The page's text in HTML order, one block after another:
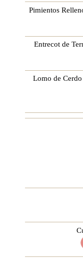
Pimientos
Entrecot de
Lomo de Cerdo